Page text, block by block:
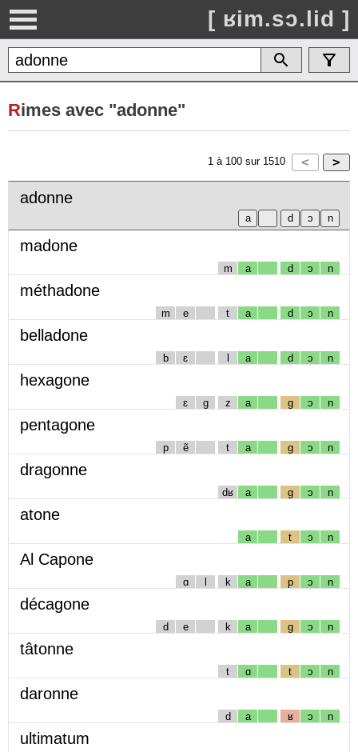
[ ʁim.sɔ.lid ]
Rimes avec "adonne"
1 à 100 sur 1510
adonne
madone
m a d ɔ n
méthadone
m e t a d ɔ n
belladone
b ɛ l a d ɔ n
hexagone
ɛ g z a g ɔ n
pentagone
p ẽ t a g ɔ n
dragonne
dʁ a g ɔ n
atone
a t ɔ n
Al Capone
ɑ l k a p ɔ n
décagone
d e k a g ɔ n
tâtonne
t ɑ t ɔ n
daronne
d a ʁ ɔ n
ultimatum